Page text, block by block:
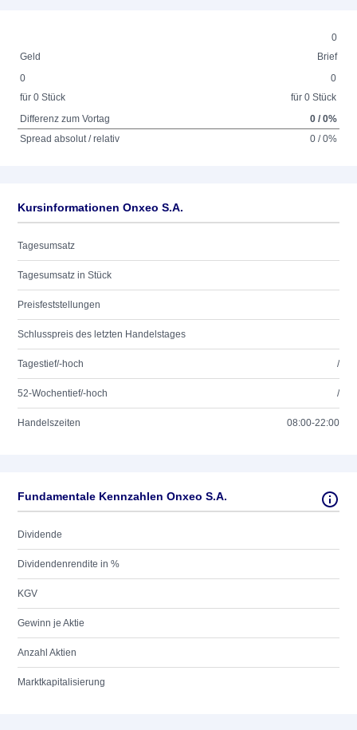
0
Geld
Brief
0
für 0 Stück
0
für 0 Stück
Differenz zum Vortag
0 / 0%
Spread absolut / relativ
0 / 0%
Kursinformationen Onxeo S.A.
Tagesumsatz
Tagesumsatz in Stück
Preisfeststellungen
Schlusspreis des letzten Handelstages
Tagestief/-hoch /
52-Wochentief/-hoch /
Handelszeiten 08:00-22:00
Fundamentale Kennzahlen Onxeo S.A.
Dividende
Dividendenrendite in %
KGV
Gewinn je Aktie
Anzahl Aktien
Marktkapitalisierung